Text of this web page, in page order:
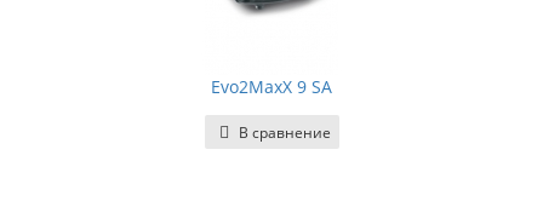
Evo2MaxX 9 SA
В сравнение